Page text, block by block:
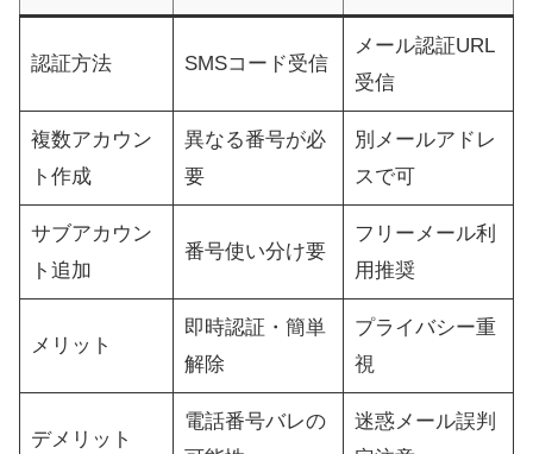
認証方法 SMSコード受信
メール認証URL
受信
複数アカウン
ト作成
異なる番号が必
要
別メールアドレ
スで可
サブアカウン
ト追加
番号使い分け要
フリーメール利
用推奨
メリット
即時認証・簡単
解除
プライバシー重
視
デメリット
電話番号バレの
迷惑メール誤判